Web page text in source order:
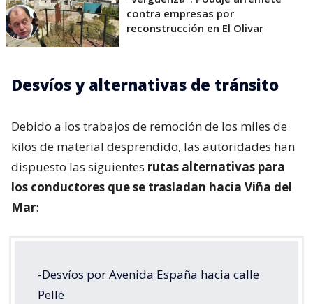
contra empresas por
reconstrucción en El Olivar
Desvíos y alternativas de tránsito
Debido a los trabajos de remoción de los miles de
kilos de material desprendido, las autoridades han
dispuesto las siguientes rutas alternativas para
los conductores que se trasladan hacia Viña del
Mar:
-Desvíos por Avenida España hacia calle
Pellé.